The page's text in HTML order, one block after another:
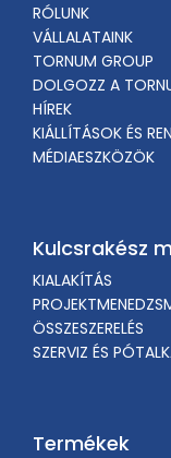
RÓLUNK
VÁLLALATAINK
TORNUM GROUP
DOLGOZZ A
HÍREK
KIÁLLÍTÁSOK ÉS
MÉDIAESZKÖZÖK
Kulcsrakész
KIALAKÍTÁS
ÖSSZESZERELÉS
SZERVIZ ÉS
Termékek